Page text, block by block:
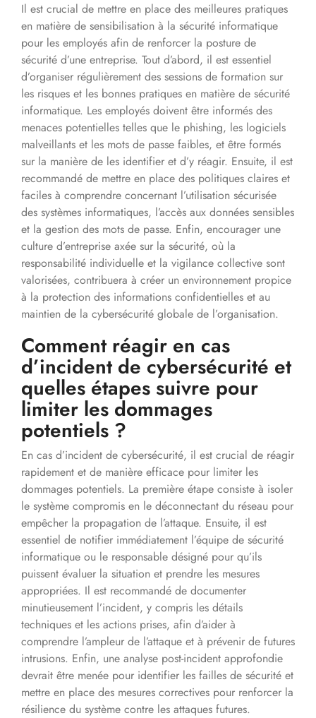
Il est crucial de mettre en place des meilleures pratiques
en matière de sensibilisation à la sécurité informatique
pour les employés afin de renforcer la posture de
sécurité d’une entreprise. Tout d’abord, il est essentiel
d’organiser régulièrement des sessions de formation sur
les risques et les bonnes pratiques en matière de sécurité
informatique. Les employés doivent être informés des
menaces potentielles telles que le phishing, les logiciels
malveillants et les mots de passe faibles, et être formés
sur la manière de les identifier et d’y réagir. Ensuite, il est
recommandé de mettre en place des politiques claires et
faciles à comprendre concernant l’utilisation sécurisée
des systèmes informatiques, l’accès aux données sensibles
et la gestion des mots de passe. Enfin, encourager une
culture d’entreprise axée sur la sécurité, où la
responsabilité individuelle et la vigilance collective sont
valorisées, contribuera à créer un environnement propice
à la protection des informations confidentielles et au
maintien de la cybersécurité globale de l’organisation.
Comment réagir en cas
d’incident de cybersécurité et
quelles étapes suivre pour
limiter les dommages
potentiels ?
En cas d’incident de cybersécurité, il est crucial de réagir
rapidement et de manière efficace pour limiter les
dommages potentiels. La première étape consiste à isoler
le système compromis en le déconnectant du réseau pour
empêcher la propagation de l’attaque. Ensuite, il est
essentiel de notifier immédiatement l’équipe de sécurité
informatique ou le responsable désigné pour qu’ils
puissent évaluer la situation et prendre les mesures
appropriées. Il est recommandé de documenter
minutieusement l’incident, y compris les détails
techniques et les actions prises, afin d’aider à
comprendre l’ampleur de l’attaque et à prévenir de futures
intrusions. Enfin, une analyse post-incident approfondie
devrait être menée pour identifier les failles de sécurité et
mettre en place des mesures correctives pour renforcer la
résilience du système contre les attaques futures.